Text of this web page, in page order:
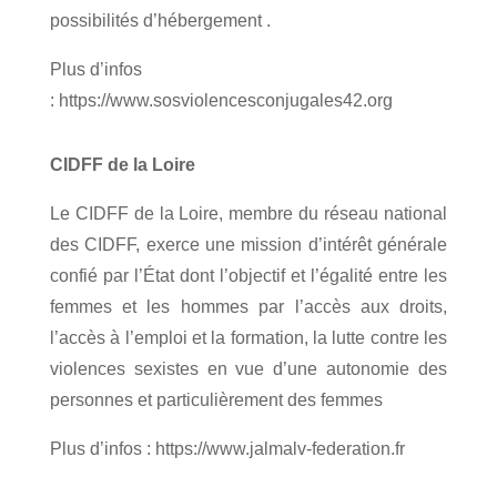
possibilités d’hébergement .
Plus d’infos
: https://www.sosviolencesconjugales42.org
CIDFF de la Loire
Le CIDFF de la Loire, membre du réseau national
des CIDFF, exerce une mission d’intérêt générale
confié par l’État dont l’objectif et l’égalité entre les
femmes et les hommes par l’accès aux droits,
l’accès à l’emploi et la formation, la lutte contre les
violences sexistes en vue d’une autonomie des
personnes et particulièrement des femmes
Plus d’infos : https://www.jalmalv-federation.fr